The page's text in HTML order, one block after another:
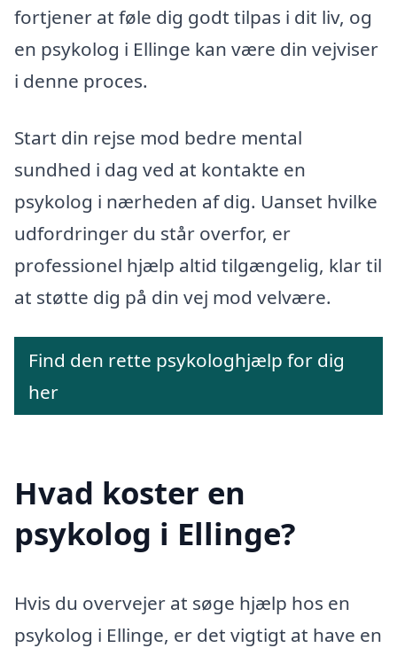
fortjener at føle dig godt tilpas i dit liv, og
en psykolog i Ellinge kan være din vejviser
i denne proces.
Start din rejse mod bedre mental
sundhed i dag ved at kontakte en
psykolog i nærheden af dig. Uanset hvilke
udfordringer du står overfor, er
professionel hjælp altid tilgængelig, klar til
at støtte dig på din vej mod velvære.
Find den rette psykologhjælp for dig
her
Hvad koster en
psykolog i Ellinge?
Hvis du overvejer at søge hjælp hos en
psykolog i Ellinge, er det vigtigt at have en